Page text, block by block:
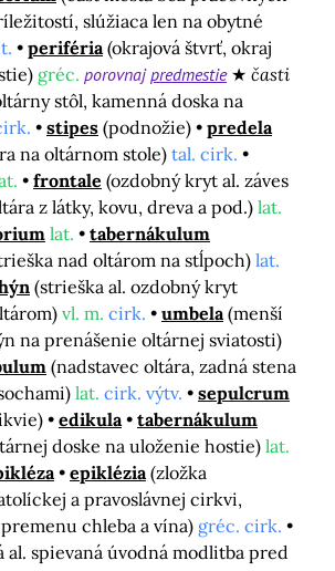
slúžiaca len na obytné
periféria (okrajová štvrť, okraj
gréc. porovnajpredmestie
časti
stôl, kamenná doska na
stipes (podnožie)
predela
na oltárnom stole) tal. cirk.
frontale (ozdobný kryt al. záves
z látky, kovu, dreva a pod.)lat.
lat.
tabernákulum
nad oltárom na stĺpoch) lat.
(strieška al. ozdobný kryt
vl. m. cirk. umbela (menší
na prenášenie oltárnej sviatosti)
(nadstavec oltára, zadná stena
lat. cirk. výtv.
sepulcrum
edikula
tabernákulum
doske na uloženie hostie) lat.
epiklézia (zložka
a pravoslávnej cirkvi,
chleba a vína) gréc. cirk.
al. spievaná úvodná modlitba pred